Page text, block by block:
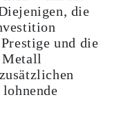
die
und die
Metall